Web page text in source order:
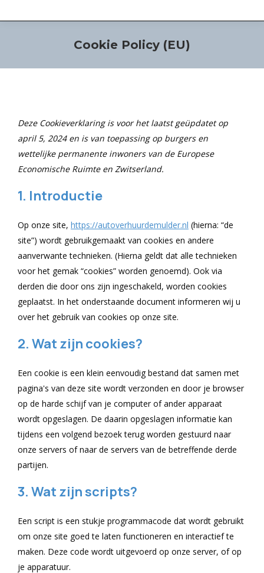
Cookie Policy (EU)
Deze Cookieverklaring is voor het laatst geüpdatet op
april 5, 2024 en is van toepassing op burgers en
wettelijke permanente inwoners van de Europese
Economische Ruimte en Zwitserland.
1. Introductie
Op onze site, https://autoverhuurdemulder.nl (hierna: “de
site”) wordt gebruikgemaakt van cookies en andere
aanverwante technieken. (Hierna geldt dat alle technieken
voor het gemak “cookies” worden genoemd). Ook via
derden die door ons zijn ingeschakeld, worden cookies
geplaatst. In het onderstaande document informeren wij u
over het gebruik van cookies op onze site.
2. Wat zijn cookies?
Een cookie is een klein eenvoudig bestand dat samen met
pagina's van deze site wordt verzonden en door je browser
op de harde schijf van je computer of ander apparaat
wordt opgeslagen. De daarin opgeslagen informatie kan
tijdens een volgend bezoek terug worden gestuurd naar
onze servers of naar de servers van de betreffende derde
partijen.
3. Wat zijn scripts?
Een script is een stukje programmacode dat wordt gebruikt
om onze site goed te laten functioneren en interactief te
maken. Deze code wordt uitgevoerd op onze server, of op
je apparatuur.